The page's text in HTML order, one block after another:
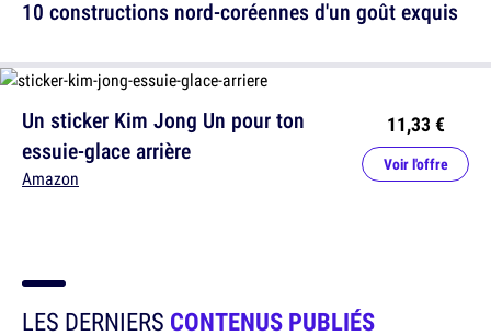
10 constructions nord-coréennes d'un goût exquis
Un sticker Kim Jong Un pour ton
essuie-glace arrière
Amazon
11,33 €
Voir l'offre
LES DERNIERS CONTENUS PUBLIÉS